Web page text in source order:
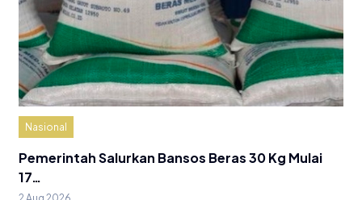
Nasional
Pemerintah Salurkan Bansos Beras 30 Kg Mulai
17…